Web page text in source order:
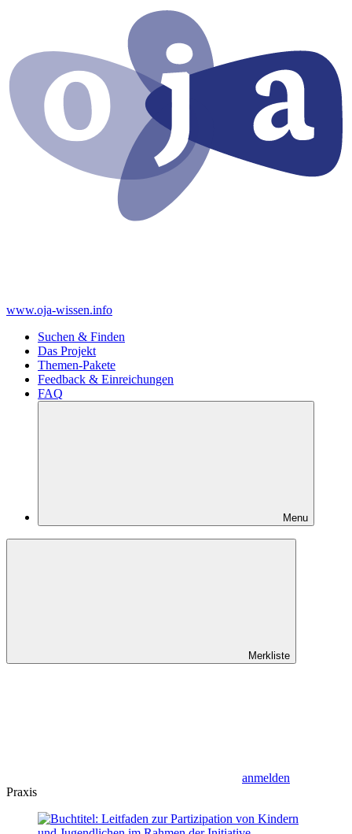
www.oja-wissen.info
Suchen & Finden
Das Projekt
Themen-Pakete
Feedback & Einreichungen
FAQ
Menu
Merkliste
anmelden
Praxis